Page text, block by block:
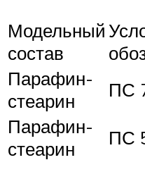
Модельный
состав
Парафин-
стеарин
ПС
Парафин-
стеарин
ПС